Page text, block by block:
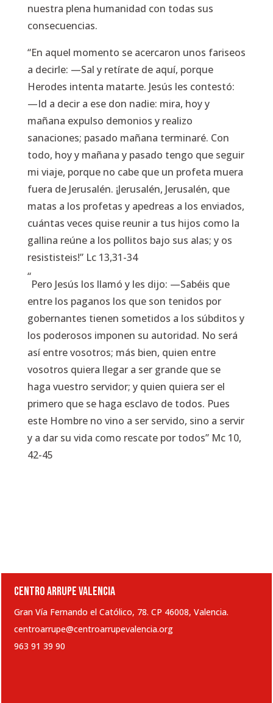
nuestra plena humanidad con todas sus
consecuencias.
“En aquel momento se acercaron unos fariseos
a decirle: —Sal y retírate de aquí, porque
Herodes intenta matarte. Jesús les contestó:
—Id a decir a ese don nadie: mira, hoy y
mañana expulso demonios y realizo
sanaciones; pasado mañana terminaré. Con
todo, hoy y mañana y pasado tengo que seguir
mi viaje, porque no cabe que un profeta muera
fuera de Jerusalén. ¡Jerusalén, Jerusalén, que
matas a los profetas y apedreas a los enviados,
cuántas veces quise reunir a tus hijos como la
gallina reúne a los pollitos bajo sus alas; y os
resististeis!”Lc 13,31-34
“
Pero Jesús los llamó y les dijo: —Sabéis que
entre los paganos los que son tenidos por
gobernantes tienen sometidos a los súbditos y
los poderosos imponen su autoridad. No será
así entre vosotros; más bien, quien entre
vosotros quiera llegar a ser grande que se
haga vuestro servidor; y quien quiera ser el
primero que se haga esclavo de todos. Pues
este Hombre no vino a ser servido, sino a servir
y a dar su vida como rescate por todos”Mc 10,
42-45
CENTRO ARRUPE VALENCIA
Gran Vía Fernando el Católico, 78. CP 46008, Valencia.
centroarrupe@centroarrupevalencia.org
963 91 39 90